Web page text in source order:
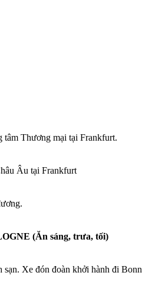
tâm Thương mại tại Frankfurt.
Âu tại Frankfurt
(Ăn sáng, trưa, tối)
sạn. Xe đón đoàn khởi hành đi Bonn